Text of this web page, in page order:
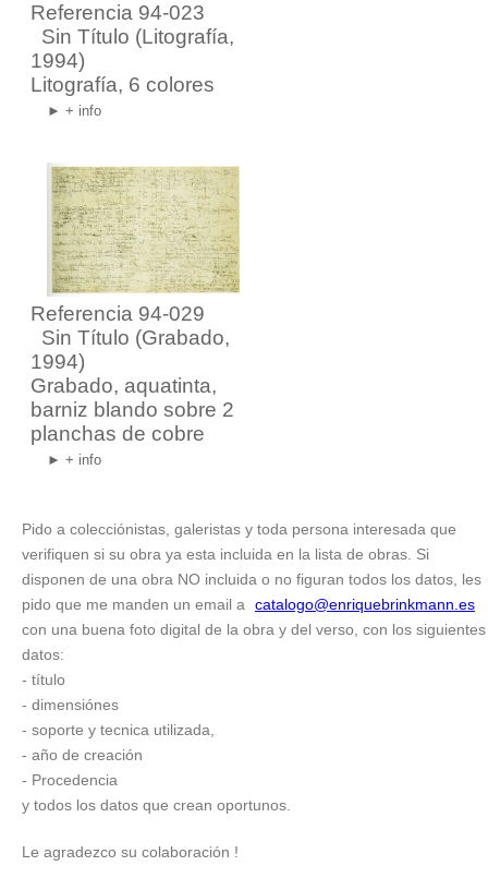
Referencia 94-023
Sin Título (Litografía,
1994)
Litografía, 6 colores
► + info
Referencia 94-029
Sin Título (Grabado,
1994)
Grabado, aquatinta,
barniz blando sobre 2
planchas de cobre
► + info
Pido a colecciónistas, galeristas y toda persona interesada que
verifiquen si su obra ya esta incluida en la lista de obras. Si
disponen de una obra NO incluida o no figuran todos los datos, les
pido que me manden un email a
catalogo@enriquebrinkmann.es
con una buena foto digital de la obra y del verso, con los siguientes
datos:
- título
- dimensiónes
- soporte y tecnica utilizada,
- año de creación
- Procedencia
y todos los datos que crean oportunos.
Le agradezco su colaboración !